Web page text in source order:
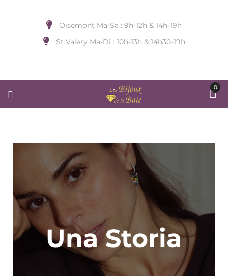
Oisemont Ma-Sa : 9h-12h & 14h-19h
St Valery Ma-Di : 10h-13h & 14h30-19h
0
Una Storia